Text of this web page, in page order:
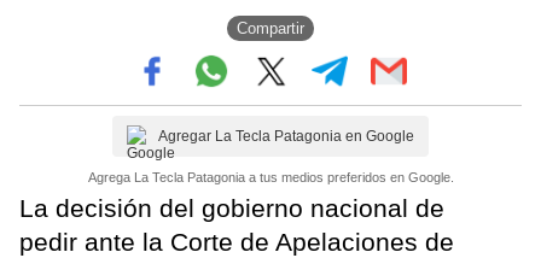
Compartir
Agregar La Tecla Patagonia en Google
Agrega La Tecla Patagonia a tus medios preferidos en Google.
La decisión del gobierno nacional de
pedir ante la Corte de Apelaciones de